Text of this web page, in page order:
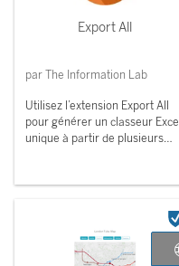
Export All
par The Information Lab
Utilisez l’extension Export All
pour générer un classeur Excel
unique à partir de plusieurs